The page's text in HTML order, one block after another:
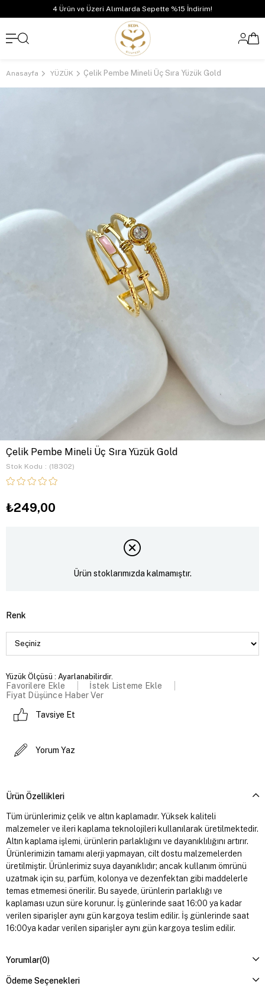
4 Ürün ve Üzeri Alımlarda Sepette %15 İndirim!
Anasayfa YÜZÜK Çelik Pembe Mineli Üç Sıra Yüzük Gold
Çelik Pembe Mineli Üç Sıra Yüzük Gold
Stok Kodu (18302)
₺249,00
Ürün stoklarımızda kalmamıştır.
Renk
Yüzük Ölçüsü : Ayarlanabilirdir.
Favorilere Ekle
İstek Listeme Ekle
Fiyat Düşünce Haber Ver
Tavsiye Et
Yorum Yaz
Ürün Özellikleri
Tüm ürünlerimiz çelik ve altın kaplamadır. Yüksek kaliteli
malzemeler ve ileri kaplama teknolojileri kullanılarak üretilmektedir.
Altın kaplama işlemi, ürünlerin parlaklığını ve dayanıklılığını artırır.
Ürünlerimizin tamamı alerji yapmayan, cilt dostu malzemelerden
üretilmiştir. Ürünlerimiz suya dayanıklıdır; ancak kullanım ömrünü
uzatmak için su, parfüm, kolonya ve dezenfektan gibi maddelerle
temas etmemesi önerilir. Bu sayede, ürünlerin parlaklığı ve
kaplaması uzun süre korunur. İş günlerinde saat 16:00 ya kadar
verilen siparişler aynı gün kargoya teslim edilir. İş günlerinde saat
16:00ya kadar verilen siparişler aynı gün kargoya teslim edilir.
Yorumlar(0)
Ödeme Seçenekleri